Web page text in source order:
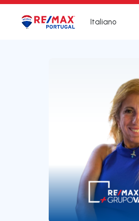
Logo Vai alla homepage
Italiano